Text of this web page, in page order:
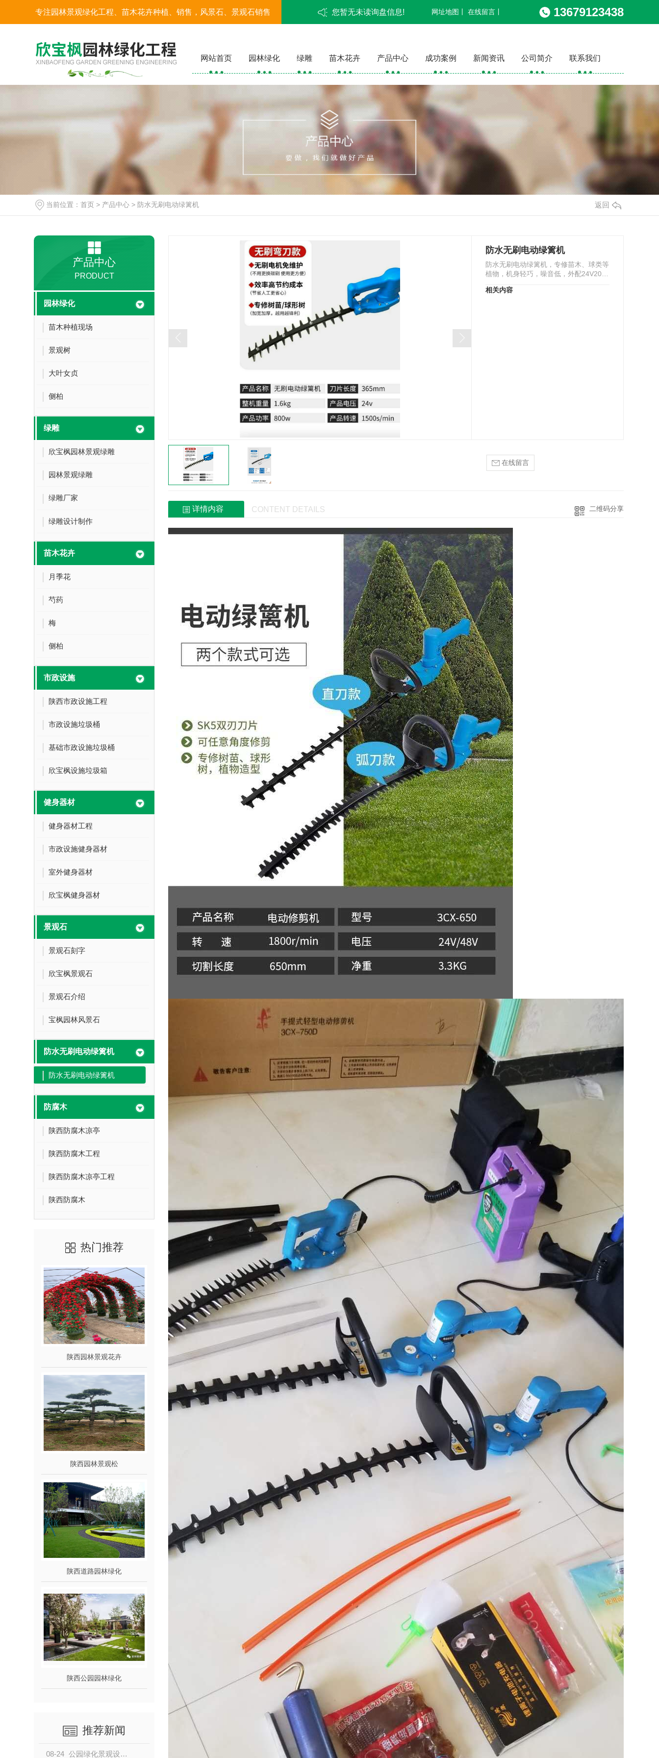
专注园林景观绿化工程、苗木花卉种植、销售，风景石、景观石销售 您暂无未读询盘信息! 网址地图 在线留言 13679123438
网站首页 园林绿化 绿雕 苗木花卉 产品中心 成功案例 新闻资讯 公司简介 联系我们
当前位置： 首页 > 产品中心 > 防水无刷电动绿篱机 返回
产品中心
PRODUCT
园林绿化
苗木种植现场
景观树
大叶女贞
侧柏
绿雕
欣宝枫园林景观绿雕
园林景观绿雕
绿雕厂家
绿雕设计制作
苗木花卉
月季花
芍药
梅
侧柏
市政设施
陕西市政设施工程
市政设施垃圾桶
基础市政设施垃圾桶
欣宝枫设施垃圾箱
健身器材
健身器材工程
市政设施健身器材
室外健身器材
欣宝枫健身器材
景观石
景观石刻字
欣宝枫景观石
景观石介绍
宝枫园林风景石
防水无刷电动绿篱机
防水无刷电动绿篱机
防腐木
陕西防腐木凉亭
陕西防腐木工程
陕西防腐木凉亭工程
陕西防腐木
热门推荐
陕西园林景观花卉
陕西园林景观松
陕西道路园林绿化
陕西公园园林绿化
推荐新闻
08-24 公园绿化景观设计需考虑哪3点？小编带你来了解！
防水无刷电动绿篱机
防水无刷电动绿篱机，专修苗木、球类等
植物，机身轻巧，噪音低，外配24V20ha
9小时，单手操作…
相关内容
在线留言
详情内容 CONTENT DETAILS 二维码分享